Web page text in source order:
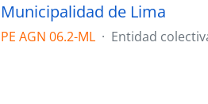
Municipalidad de Lima
PE AGN 06.2-ML · Entidad